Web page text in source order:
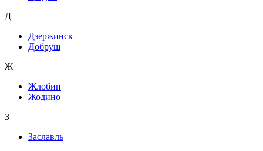
Д
Дзержинск
Добруш
Ж
Жлобин
Жодино
З
Заславль